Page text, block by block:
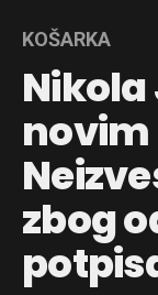
KOŠARKA
zbog